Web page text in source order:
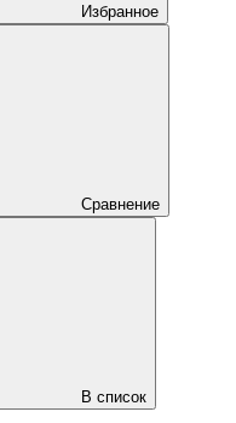
Избранное
Сравнение
В список